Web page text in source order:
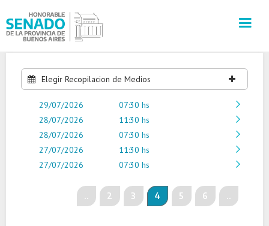
SECRETARÍAS
PRENSA
CULTURA
VISITAS GUIADAS
Elegir Recopilacion de Medios
29/07/2026
07:30 hs
28/07/2026
11:30 hs
28/07/2026
07:30 hs
27/07/2026
11:30 hs
27/07/2026
07:30 hs
.. 2 3 4 5 6 ..